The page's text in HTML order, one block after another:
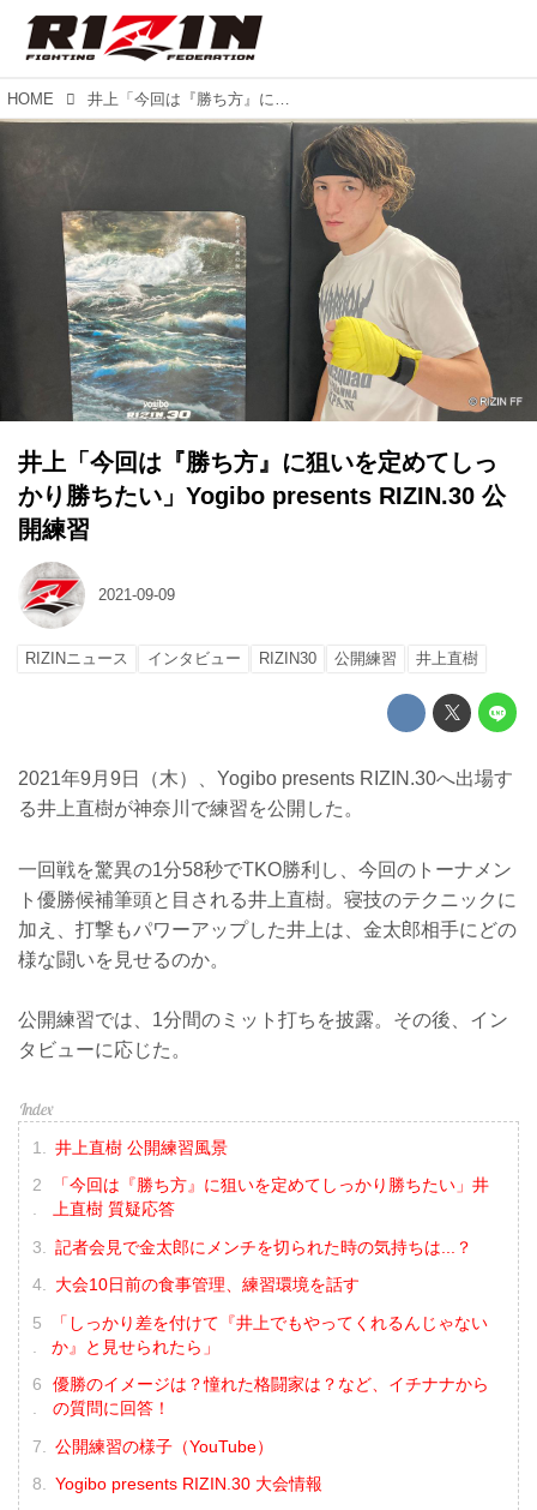
HOME 井上「今回は『勝ち方』に狙いを定めてしっかり勝ちたい」Yogibo presents RIZIN.30 公開練習
井上「今回は『勝ち方』に狙いを定めてしっ
かり勝ちたい」Yogibo presents RIZIN.30 公
開練習
2021-09-09
RIZINニュース インタビュー RIZIN30 公開練習 井上直樹
2021年9月9日（木）、Yogibo presents RIZIN.30へ出場す
る井上直樹が神奈川で練習を公開した。
一回戦を驚異の1分58秒でTKO勝利し、今回のトーナメン
ト優勝候補筆頭と目される井上直樹。寝技のテクニックに
加え、打撃もパワーアップした井上は、金太郎相手にどの
様な闘いを見せるのか。
公開練習では、1分間のミット打ちを披露。その後、イン
タビューに応じた。
井上直樹 公開練習風景
「今回は『勝ち方』に狙いを定めてしっかり勝ちたい」井
上直樹 質疑応答
記者会見で金太郎にメンチを切られた時の気持ちは...？
大会10日前の食事管理、練習環境を話す
「しっかり差を付けて『井上でもやってくれるんじゃない
か』と見せられたら」
優勝のイメージは？憧れた格闘家は？など、イチナナから
の質問に回答！
公開練習の様子（YouTube）
Yogibo presents RIZIN.30 大会情報